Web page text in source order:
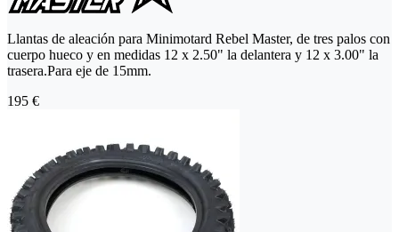
Llantas de aleación para Minimotard Rebel Master, de tres palos con
cuerpo hueco y en medidas 12 x 2.50" la delantera y 12 x 3.00" la
trasera.Para eje de 15mm.
195 €